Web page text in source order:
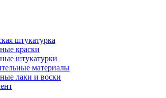
штукатурка
краски
штукатурки
материалы
лаки и воски